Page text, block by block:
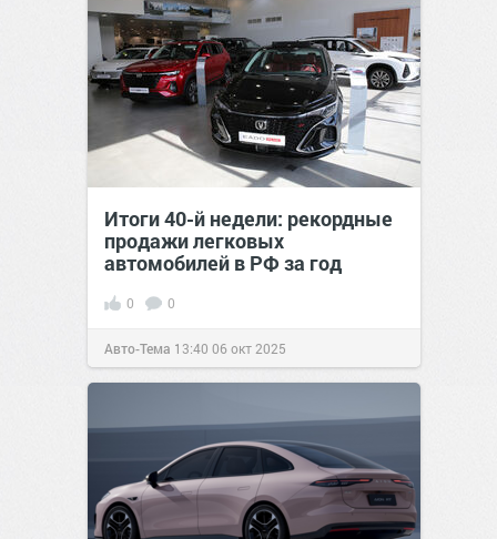
Итоги 40-й недели: рекордные
продажи легковых
автомобилей в РФ за год
0 0
Авто-Тема 13:40 06 окт 2025